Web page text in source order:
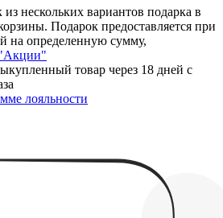
нескольких вариантов подарка в
Подарок предоставляется при
на определенную сумму,
товар через 18 дней с
лояльности